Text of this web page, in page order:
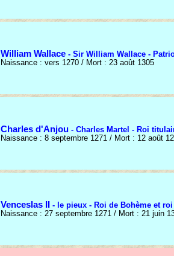
William Wallace - Sir William Wallace -
Naissance : vers 1270 / Mort : 23 août 1305
Charles d'Anjou - Charles Martel - Roi
Naissance : 8 septembre 1271 / Mort : 12 août
Venceslas II - le pieux - Roi de Bohème et
Naissance : 27 septembre 1271 / Mort : 21 juin